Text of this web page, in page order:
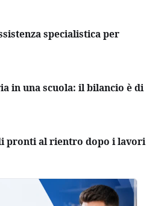
specialistica per
in una scuola: il bilancio è di
pronti al rientro dopo i lavori